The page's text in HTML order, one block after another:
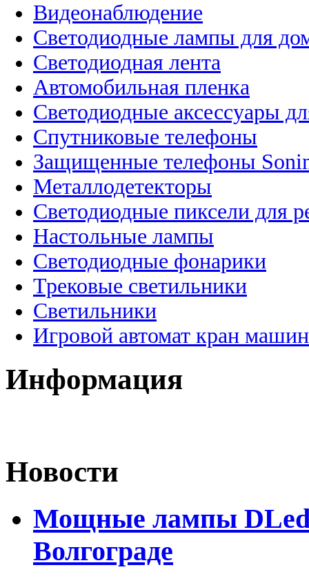
Видеонаблюдение
Светодиодные лампы для
Светодиодная лента
Автомобильная пленка
Светодиодные аксессуары
Спутниковые телефоны
Защищенные телефоны
Металлодетекторы
Светодиодные пиксели для
Настольные лампы
Светодиодные фонарики
Трековые светильники
Светильники
Игровой автомат кран
Информация
Новости
Мощные лампы DLed
Волгограде